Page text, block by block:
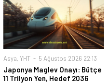
Asya, YHT 5 Ağustos 2026 22:13
Japonya Maglev Onayı: Bütçe
11 Trilyon Yen, Hedef 2036